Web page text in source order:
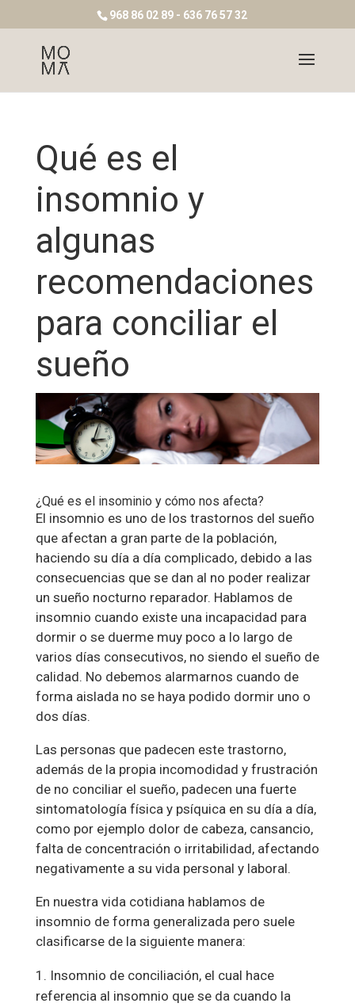
968 86 02 89 - 636 76 57 32
Qué es el
insomnio y
algunas
recomendaciones
para conciliar el
sueño
¿Qué es el insominio y cómo nos afecta?
El insomnio es uno de los trastornos del sueño
que afectan a gran parte de la población,
haciendo su día a día complicado, debido a las
consecuencias que se dan al no poder realizar
un sueño nocturno reparador. Hablamos de
insomnio cuando existe una incapacidad para
dormir o se duerme muy poco a lo largo de
varios días consecutivos, no siendo el sueño de
calidad. No debemos alarmarnos cuando de
forma aislada no se haya podido dormir uno o
dos días.
Las personas que padecen este trastorno,
además de la propia incomodidad y frustración
de no conciliar el sueño, padecen una fuerte
sintomatología física y psíquica en su día a día,
como por ejemplo dolor de cabeza, cansancio,
falta de concentración o irritabilidad, afectando
negativamente a su vida personal y laboral.
En nuestra vida cotidiana hablamos de
insomnio de forma generalizada pero suele
clasificarse de la siguiente manera:
Insomnio de conciliación, el cual hace
referencia al insomnio que se da cuando la